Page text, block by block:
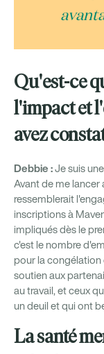
Qu'est-ce
l'impact et
avez
Debbie :Je suis
Avant de me lancer
ressemblerait
inscriptions à
impliqués dès le
c'est le nombre
pour la congélation
soutien aux
au travail, et ceux
un deuil et qui ont
La santé